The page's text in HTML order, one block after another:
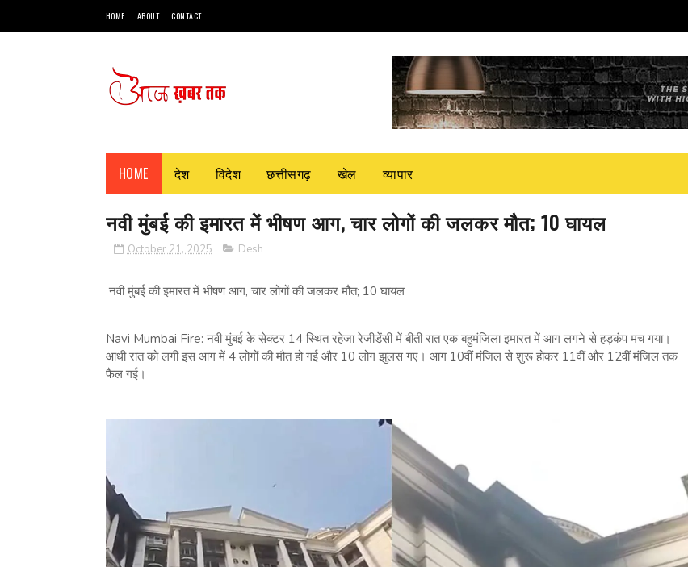
HOME ABOUT CONTACT
HOME देश विदेश छत्तीसगढ़ खेल व्यापार
नवी मुंबई की इमारत में भीषण आग, चार लोगों की जलकर मौत; 10 घायल
October 21, 2025 Desh
नवी मुंबई की इमारत में भीषण आग, चार लोगों की जलकर मौत; 10 घायल
Navi Mumbai Fire: नवी मुंबई के सेक्टर 14 स्थित रहेजा रेजीडेंसी में बीती रात एक बहुमंजिला इमारत में आग लगने से हड़कंप मच गया।
आधी रात को लगी इस आग में 4 लोगों की मौत हो गई और 10 लोग झुलस गए। आग 10वीं मंजिल से शुरू होकर 11वीं और 12वीं मंजिल तक
फैल गई।